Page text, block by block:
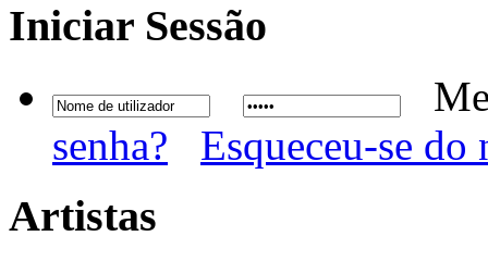
Iniciar Sessão
senha?
Esqueceu-se
Artistas